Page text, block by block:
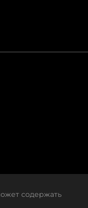
содержать